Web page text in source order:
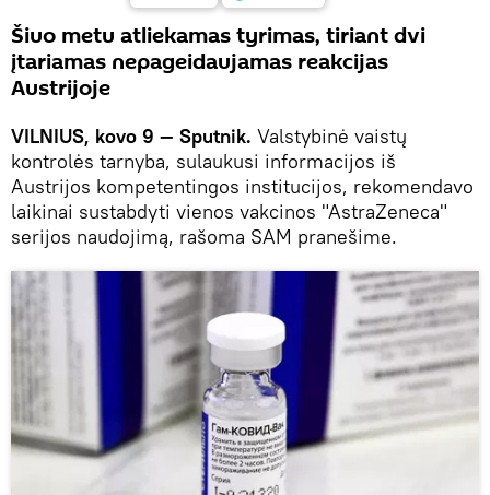
Šiuo metu atliekamas tyrimas, tiriant dvi
įtariamas nepageidaujamas reakcijas
Austrijoje
VILNIUS, kovo 9 — Sputnik. Valstybinė vaistų
kontrolės tarnyba, sulaukusi informacijos iš
Austrijos kompetentingos institucijos, rekomendavo
laikinai sustabdyti vienos vakcinos "AstraZeneca"
serijos naudojimą, rašoma SAM pranešime.